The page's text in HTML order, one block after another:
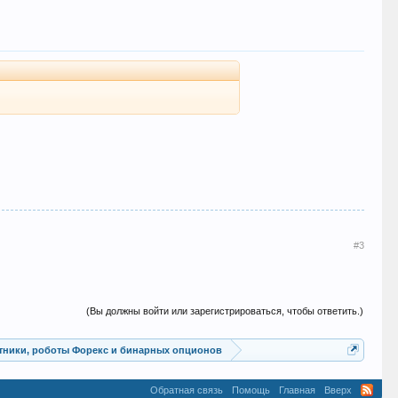
#3
(Вы должны войти или зарегистрироваться, чтобы ответить.)
Советники, роботы Форекс и бинарных опционов
Обратная связь Помощь Главная Вверх